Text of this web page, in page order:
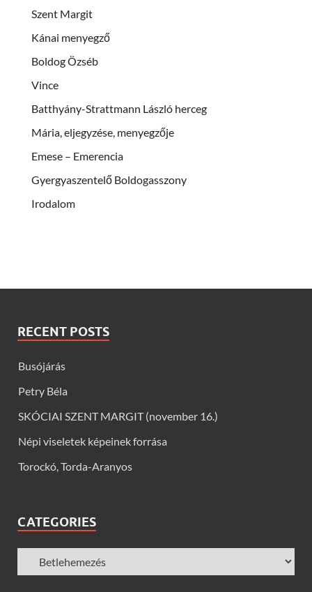
Szent Margit
Kánai menyegző
Boldog Özséb
Vince
Batthyány-Strattmann László herceg
Mária, eljegyzése, menyegzője
Emese – Emerencia
Gyergyaszentelő Boldogasszony
Irodalom
RECENT POSTS
Busójárás
Petry Béla
SKÓCIAI SZENT MARGIT (november 16.)
Népi viseletek képeinek forrása
Torockó, Torda-Aranyos
CATEGORIES